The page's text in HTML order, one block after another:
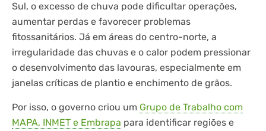
Sul, o excesso de chuva pode dificultar operações,
aumentar perdas e favorecer problemas
fitossanitários. Já em áreas do centro-norte, a
irregularidade das chuvas e o calor podem pressionar
o desenvolvimento das lavouras, especialmente em
janelas críticas de plantio e enchimento de grãos.
Por isso, o governo criou um Grupo de Trabalho com
MAPA, INMET e Embrapa para identificar regiões e